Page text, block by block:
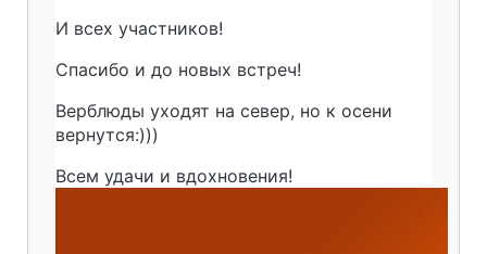
И всех участников!
Спасибо и до новых встреч!
Верблюды уходят на север, но к осени
вернутся:)))
Всем удачи и вдохновения!